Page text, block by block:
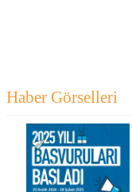
Haber Görselleri